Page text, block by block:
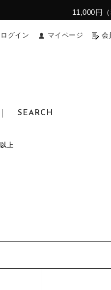
11,000円
ログイン マイページ 会
SEARCH
以上